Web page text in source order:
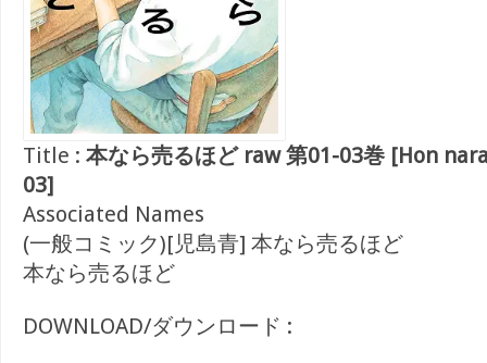
Title : 本なら売るほど raw 第01-03巻 [Hon
03]
Associated Names
(一般コミック)[児島青] 本なら売るほど
本なら売るほど
DOWNLOAD/ダウンロード :